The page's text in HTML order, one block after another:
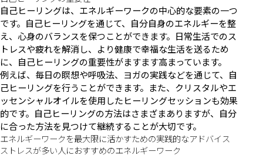
自己ヒーリングは、エネルギーワークの中心的な要素の一つ
です。自己ヒーリングを通じて、自分自身のエネルギーを整
え、心身のバランスを保つことができます。日常生活でのス
トレスや疲れを解消し、より健康で幸福な生活を送るため
に、自己ヒーリングの重要性がますます高まっています。
例えば、毎日の瞑想や呼吸法、ヨガの実践などを通じて、自
己ヒーリングを行うことができます。また、クリスタルやエ
ッセンシャルオイルを使用したヒーリングセッションも効果
的です。自己ヒーリングの方法はさまざまありますが、自分
に合った方法を見つけて継続することが大切です。
エネルギーワークを最大限に活かすための実践的なアドバイス
ストレスが多い人におすすめのエネルギーワーク